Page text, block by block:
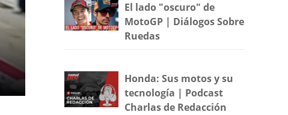
El lado "oscuro" de
MotoGP | Diálogos Sobre
Ruedas
Honda: Sus motos y su
tecnología | Podcast
Charlas de Redacción